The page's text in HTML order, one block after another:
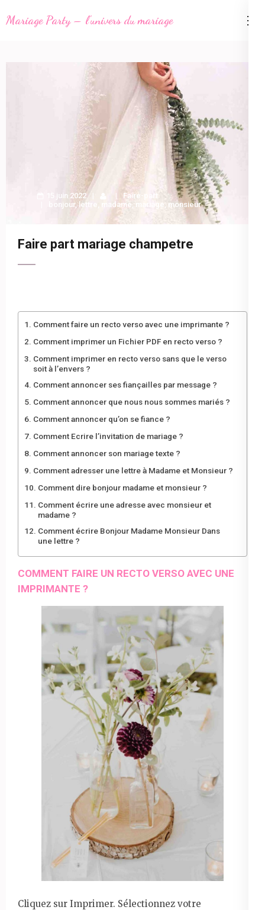
auMariage Party – l'univers du mariage
15 juin 2022
Faire-part
bonjour, lettre , madame, mariage, monsieur
Faire part mariage champetre
Comment faire un recto verso avec une imprimante ?
Comment imprimer un Fichier PDF en recto verso ?
Comment imprimer en recto verso sans que le verso
soit à l’envers ?
Comment annoncer ses fiançailles par message ?
Comment annoncer que nous nous sommes mariés ?
Comment annoncer qu’on se fiance ?
Comment Ecrire l’invitation de mariage ?
Comment annoncer son mariage texte ?
Comment adresser une lettre à Madame et Monsieur ?
Comment dire bonjour madame et monsieur ?
Comment écrire une adresse avec monsieur et
madame ?
Comment écrire Bonjour Madame Monsieur Dans
une lettre ?
COMMENT FAIRE UN RECTO VERSO AVEC UNE
IMPRIMANTE ?
Cliquez sur Imprimer. Sélectionnez votre